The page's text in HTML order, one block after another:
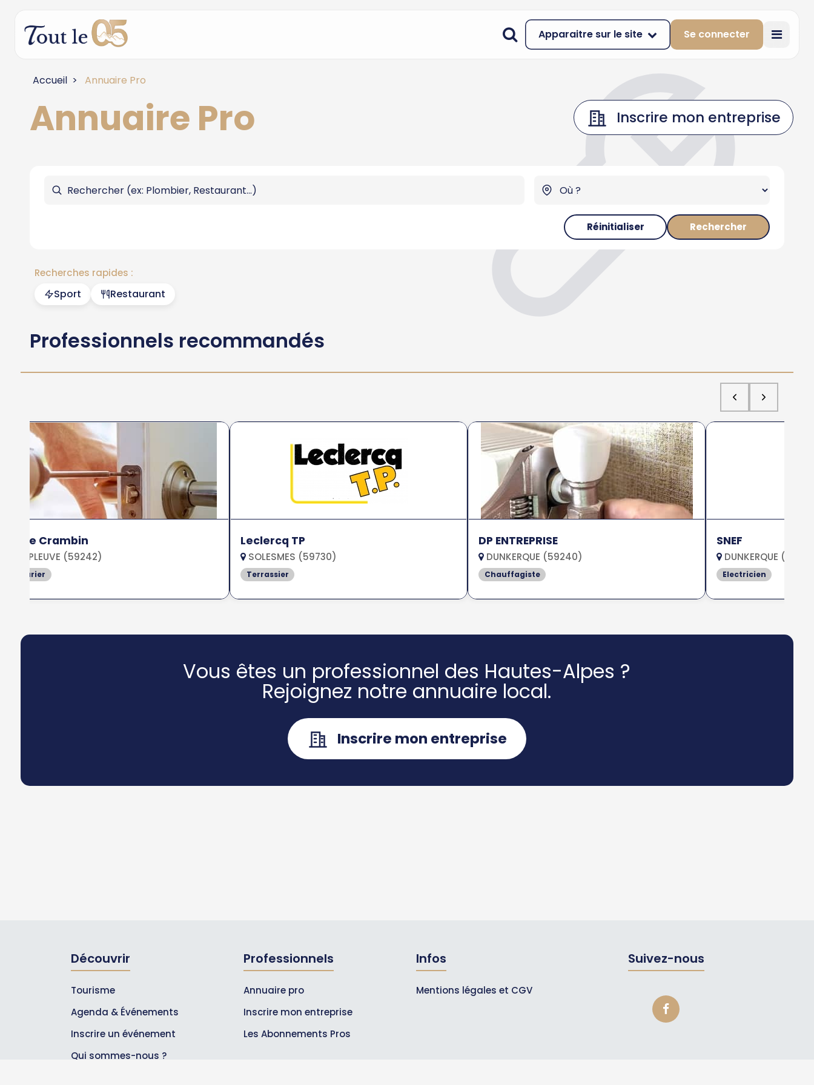
Apparaitre sur le site Se connecter
Accueil Annuaire Pro
Annuaire Pro Inscrire mon entreprise
Recherches rapides :
Sport Restaurant
Réinitialiser Rechercher
Professionnels recommandés
Pierre Crambin
TEMPLEUVE (59242)
Serrurier
Leclercq TP
SOLESMES (59730)
Terrassier
DP ENTREPRISE
DUNKERQUE (59240)
Chauffagiste
SNEF
DUNKERQUE
Electricien
Vous êtes un professionnel des Hautes-Alpes ?
Rejoignez notre annuaire local.
Inscrire mon entreprise
Découvrir
Tourisme
Agenda & Événements
Inscrire un événement
Qui sommes-nous ?
Professionnels
Annuaire pro
Inscrire mon entreprise
Les Abonnements Pros
Infos
Mentions légales et CGV
Suivez-nous